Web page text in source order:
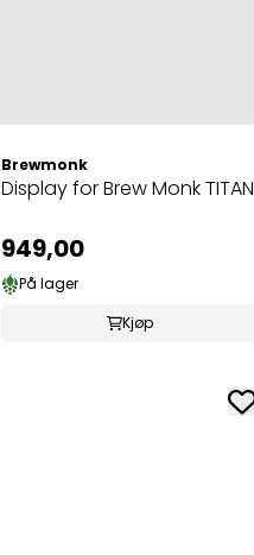
Brewmonk
Display for Brew Monk TITAN
949,00
På lager
Kjøp